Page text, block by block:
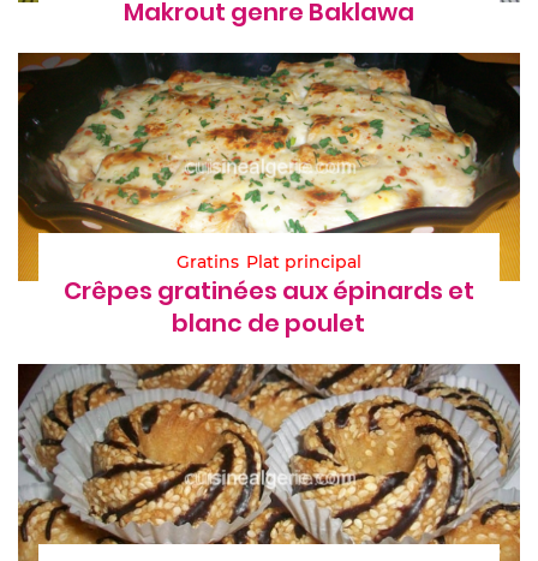
Makrout genre Baklawa
Gratins Plat principal
Crêpes gratinées aux épinards et
blanc de poulet